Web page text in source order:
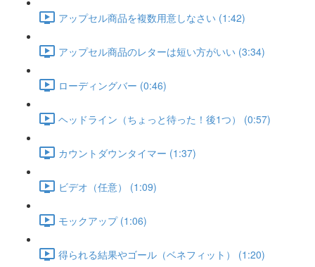
アップセル商品を複数用意しなさい (1:42)
アップセル商品のレターは短い方がいい (3:34)
ローディングバー (0:46)
ヘッドライン（ちょっと待った！後1つ） (0:57)
カウントダウンタイマー (1:37)
ビデオ（任意） (1:09)
モックアップ (1:06)
得られる結果やゴール（ベネフィット） (1:20)